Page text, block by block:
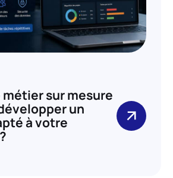
sur mesure
un
à votre